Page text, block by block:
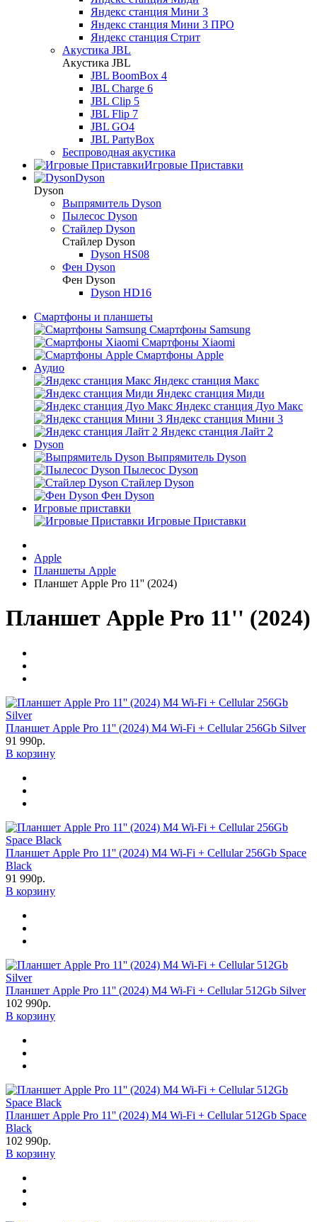
Яндекс станция Мини 3
Яндекс станция Мини 3 ПРО
Яндекс станция Стрит
Акустика JBL
Акустика JBL
JBL BoomBox 4
JBL Charge 6
JBL Clip 5
JBL Flip 7
JBL GO4
JBL PartyBox
Беспроводная акустика
Игровые Приставки
Dyson
Dyson
Выпрямитель Dyson
Пылесос Dyson
Стайлер Dyson
Стайлер Dyson
Dyson HS08
Фен Dyson
Фен Dyson
Dyson HD16
Смартфоны и планшеты
Смартфоны Samsung
Смартфоны Xiaomi
Смартфоны Apple
Аудио
Яндекс станция Макс
Яндекс станция Миди
Яндекс станция Дуо Макс
Яндекс станция Мини 3
Яндекс станция Лайт 2
Dyson
Выпрямитель Dyson
Пылесос Dyson
Стайлер Dyson
Фен Dyson
Игровые приставки
Игровые Приставки
Apple
Планшеты Apple
Планшет Apple Pro 11'' (2024)
Планшет Apple Pro 11'' (2024)
Планшет Apple Pro 11'' (2024) M4 Wi-Fi + Cellular 256Gb Silver
91 990р.
В корзину
Планшет Apple Pro 11'' (2024) M4 Wi-Fi + Cellular 256Gb Space
Black
91 990р.
В корзину
Планшет Apple Pro 11'' (2024) M4 Wi-Fi + Cellular 512Gb Silver
102 990р.
В корзину
Планшет Apple Pro 11'' (2024) M4 Wi-Fi + Cellular 512Gb Space
Black
102 990р.
В корзину